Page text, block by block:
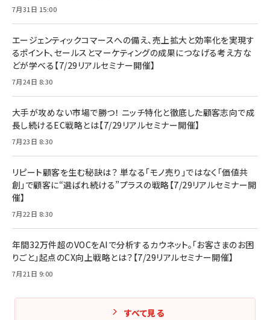
7月31日 15:00
エージェンティックコマースへの備え、売上拡大と効率化を実現す
るポイント、セールスとマーケティングの成果につなげる考え方な
どが学べる【7/29リアルセミナー開催】
7月24日 8:30
大手が攻めない市場で勝つ！ ニッチ特化と徹底した顧客志向で成
長し続けるEC戦略とは【7/29リアルセミナー開催】
7月23日 8:30
リピート顧客を生む秘訣は？ 単なる「モノ売り」ではなく「価値共
創」で顧客に“選ばれ続ける”プラスの戦略【7/29リアルセミナー開
催】
7月22日 8:30
年間32万件超のVOCをAIで分析するカウネット。「お客さまのお困
りごと」起点のCX向上戦略とは？【7/29リアルセミナー開催】
7月21日 9:00
すべて見る